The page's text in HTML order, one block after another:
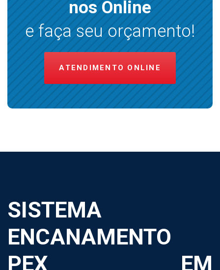
nos Online
e faça seu orçamento!
ATENDIMENTO ONLINE
SISTEMA
ENCANAMENTO
PEX EM